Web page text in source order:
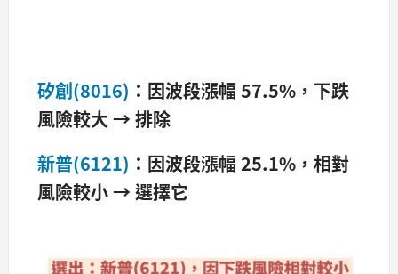
矽創(8016) ：因波段漲幅 57.5% ，下跌
風險較大→ 排除
新普(6121) ：因波段漲幅 25.1% ，相對
風險較小→ 選擇它